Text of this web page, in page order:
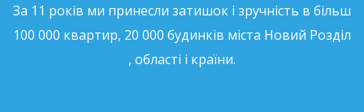
За 11 років ми принесли затишок і зручність в більш
100 000 квартир, 20 000 будинків міста Новий Розділ
, області і країни.